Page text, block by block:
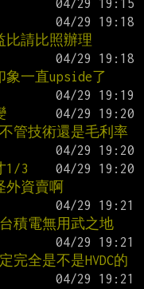
請比照辦理
象一直upside了
管技術還是毛利率
1/3
資賣啊
積電無用武之地
全是不是HVDC的